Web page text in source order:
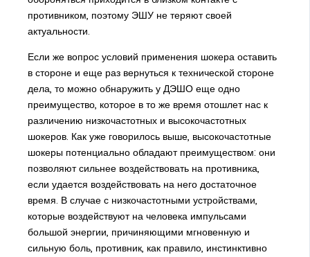
противником, поэтому ЭШУ не теряют своей
актуальности.
Если же вопрос условий применения шокера оставить
в стороне и еще раз вернуться к технической стороне
дела, то можно обнаружить у ДЭШО еще одно
преимущество, которое в то же время отошлет нас к
различению низкочастотных и высокочастотных
шокеров. Как уже говорилось выше, высокочастотные
шокеры потенциально обладают преимуществом: они
позволяют сильнее воздействовать на противника,
если удается воздействовать на него достаточное
время. В случае с низкочастотными устройствами,
которые воздействуют на человека импульсами
большой энергии, причиняющими мгновенную и
сильную боль, противник, как правило, инстинктивно